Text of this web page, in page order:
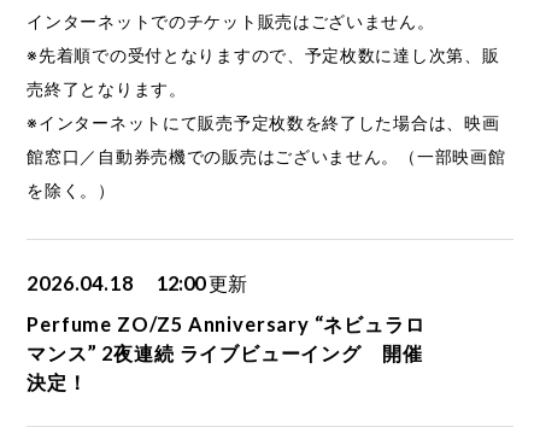
インターネットでのチケット販売はございません。
※先着順での受付となりますので、予定枚数に達し次第、販
売終了となります。
※インターネットにて販売予定枚数を終了した場合は、映画
館窓口／自動券売機での販売はございません。（一部映画館
を除く。）
2026.04.18 12:00更新
Perfume ZO/Z5 Anniversary “ネビュラロ
マンス” 2夜連続 ライブビューイング 開催
決定！